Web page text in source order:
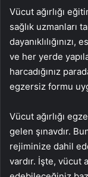
Vücut ağırlığı
sağlık uzmanları
ve her yerde
harcadığınız
egzersiz formu
Vücut ağırlığı
gelen şınavdır.
rejiminize dahil
vardır. İşte, vücut